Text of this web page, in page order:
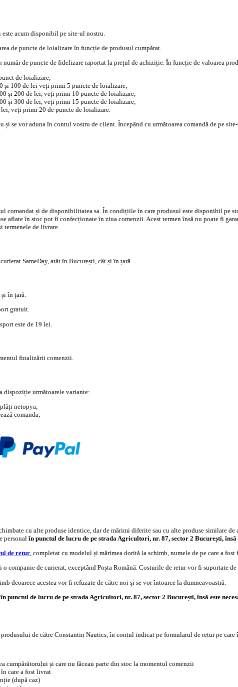
acum disponibil pe site-ul nostru.
de puncte de loializare în funcție de produsul cumpărat.
număr de puncte de fidelizare raportat la prețul de achiziție. În funcție de valoarea
de loializare;
și 100 de lei veți primi 5 puncte de loializare;
și 200 de lei, veți primi 10 puncte de loializare;
și 300 de lei, veți primi 15 puncte de loializare;
veți primi 20 de puncte de loializare.
și se vor aduna în contul vostru de client. Începând cu următoarea comandă de pe
comandat și de disponibilitatea sa. În condițiile în care produsul este disponibil pe
aflate în stoc pot fi confecționate în ziua comenzii. Acest termen însă nu poate fi
termenele de livrare.
SameDay, atât în București, cât și în țară.
și în țară.
gratuit.
este de 19 lei.
finalizării comenzii.
dispoziție următoarele variante:
netopya;
comanda;
cu alte produse identice, dar de mărimi diferite sau cu alte produse similare
personal în punctul de lucru de pe strada Agricultori, nr. 87, sector 2 București,
de retur , completat cu modelul și mărimea dorită la schimb, numele de pe care a fost
companie de curierat, exceptând Poșta Română. Costurile de retur vor fi suportate de
deoarece acestea vor fi refuzate de către noi și se vor întoarce la dumneavoastră.
punctul de lucru de pe strada Agricultori, nr. 87, sector 2 București, însă este
de către Constantin Nautics, în contul indicat pe formularul de retur pe
cumpărătorului și care nu făceau parte din stoc la momentul comenzii
care a fost livrat
(după caz)